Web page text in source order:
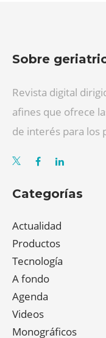
Sobre
Revista digital
afines que ofrece
de interés para los
Categorías
Actualidad
Productos
Tecnología
A fondo
Agenda
Videos
Monográficos